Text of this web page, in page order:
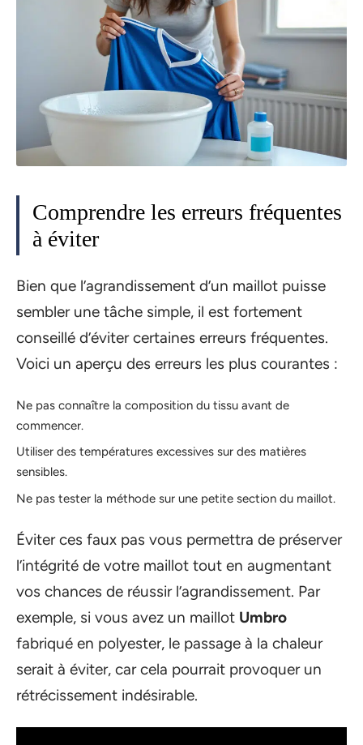
Comprendre les erreurs fréquentes
à éviter
Bien que l’agrandissement d’un maillot puisse
sembler une tâche simple, il est fortement
conseillé d’éviter certaines erreurs fréquentes.
Voici un aperçu des erreurs les plus courantes :
Ne pas connaître la composition du tissu avant de
commencer.
Utiliser des températures excessives sur des matières
sensibles.
Ne pas tester la méthode sur une petite section du maillot.
Éviter ces faux pas vous permettra de préserver
l’intégrité de votre maillot tout en augmentant
vos chances de réussir l’agrandissement. Par
exemple, si vous avez un maillot Umbro
fabriqué en polyester, le passage à la chaleur
serait à éviter, car cela pourrait provoquer un
rétrécissement indésirable.